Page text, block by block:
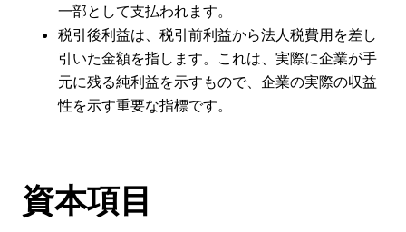
一部として支払われます。
税引後利益は、税引前利益から法人税費用を差し
引いた金額を指します。これは、実際に企業が手
元に残る純利益を示すもので、企業の実際の収益
性を示す重要な指標です。
資本項目